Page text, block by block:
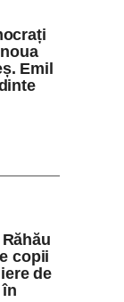
Emil
copii
de